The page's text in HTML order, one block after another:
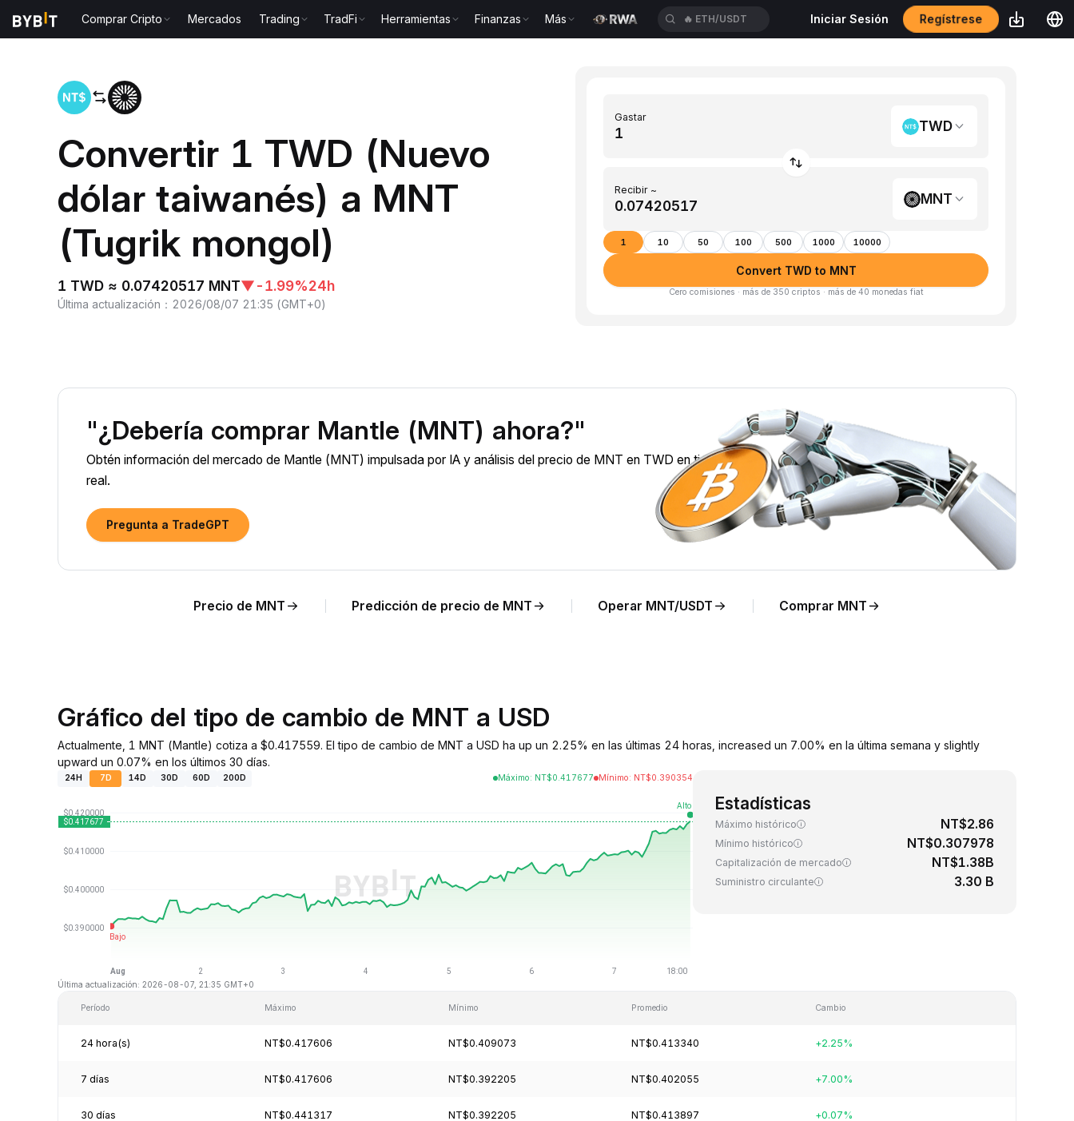
Comprar Cripto Mercados Trading TradFi Herramientas Finanzas Más Iniciar Sesión Regístrese
Convertir 1 TWD (Nuevo
dólar taiwanés) a MNT
(Tugrik mongol)
1 TWD ≈ 0.07420517 MNT▼-1.99%24h
Última actualización ： 2026/08/07 21:35 (GMT+0)
Gastar
TWD
Recibir ~
MNT
1 10 50 100 500 1000 10000
Convert TWD to MNT
Cero comisiones · más de 350 criptos · más de 40 monedas fiat
"¿Debería comprar Mantle (MNT) ahora?"
Obtén información del mercado de Mantle (MNT) impulsada por IA y análisis del precio de MNT en TWD en tiempo
real.
Pregunta a TradeGPT
Precio de MNT Predicción de precio de MNT Operar MNT/USDT Comprar MNT
Gráfico del tipo de cambio de MNT a USD
Actualmente, 1 MNT (Mantle) cotiza a $0.417559. El tipo de cambio de MNT a USD ha up un 2.25% en las últimas 24 horas, increased un 7.00% en la última semana y slightly
upward un 0.07% en los últimos 30 días.
24H 7D 14D 30D 60D 200D Máximo: NT$0.417677 Mínimo: NT$0.390354
Última actualización: 2026-08-07, 21:35 GMT+0
Estadísticas
Máximo histórico NT$2.86
Mínimo histórico NT$0.307978
Capitalización de mercado NT$1.38B
Suministro circulante 3.30 B
Período Máximo Mínimo Promedio Cambio
24 hora(s) NT$0.417606 NT$0.409073 NT$0.413340 +2.25%
7 días NT$0.417606 NT$0.392205 NT$0.402055 +7.00%
30 días NT$0.441317 NT$0.392205 NT$0.413897 +0.07%